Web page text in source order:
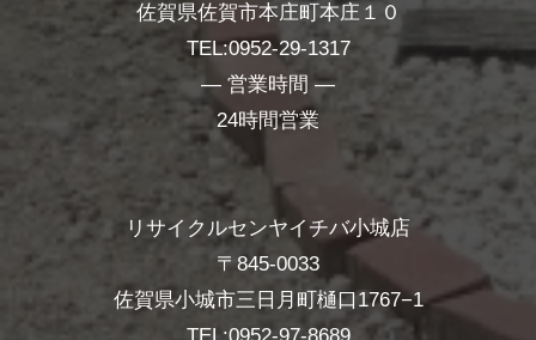
佐賀県佐賀市本庄町本庄１０
TEL:0952-29-1317
― 営業時間 ―
24時間営業
リサイクルセンヤイチバ小城店
〒845-0033
佐賀県小城市三日月町樋口1767−1